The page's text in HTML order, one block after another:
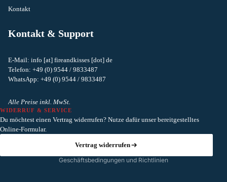
Kontakt
Kontakt & Support
E-Mail: info [at] fireandkisses [dot] de
Telefon: +49 (0) 9544 / 9833487
WhatsApp: +49 (0) 9544 / 9833487
Alle Preise inkl. MwSt.
WIDERRUF & SERVICE
Du möchtest einen Vertrag widerrufen? Nutze dafür unser bereitgestelltes
Online-Formular.
Vertrag widerrufen
Geschäftsbedingungen und Richtlinien
Widerrufsrecht
Datenschutzerklärung
AGB
Versand
Kontaktinformationen